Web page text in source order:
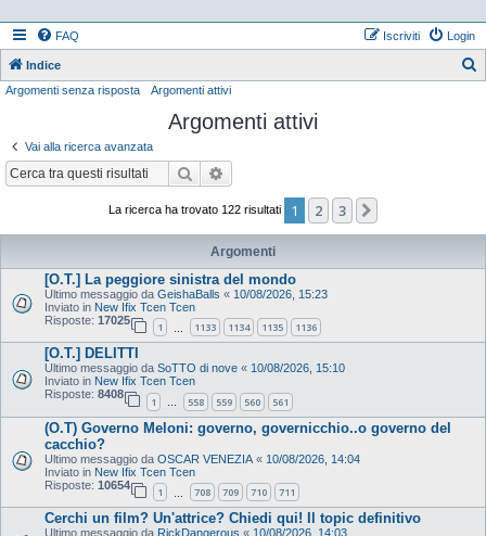
FAQ Login
Iscriviti
Indice
Argomenti senza risposta Argomenti attivi
Argomenti attivi
Vai alla ricerca avanzata
Cerca
La ricerca ha trovato 122 risultati 1 2 3
Argomenti
[O.T.] La peggiore sinistra del mondo
Ultimo messaggio da GeishaBalls « 10/08/2026, 15:23
Inviato in New Ifix Tcen Tcen
Risposte: 17025
1 1133 1134 1135 1136
[O.T.] DELITTI
Ultimo messaggio da SoTTO di nove « 10/08/2026, 15:10
Inviato in New Ifix Tcen Tcen
Risposte: 8408
1 … 558 559 560 561
(O.T) Governo Meloni: governo, governicchio..o governo del
cacchio?
Ultimo messaggio da OSCAR VENEZIA « 10/08/2026, 14:04
Inviato in New Ifix Tcen Tcen
Risposte: 10654
1 708 709 710 711
Cerchi un film? Un'attrice? Chiedi qui! Il topic definitivo
Ultimo messaggio da RickDangerous « 10/08/2026, 14:03